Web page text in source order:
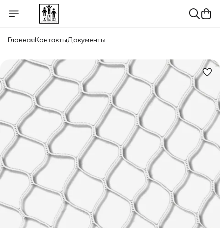
ГлавнаяКонтактыДокументы